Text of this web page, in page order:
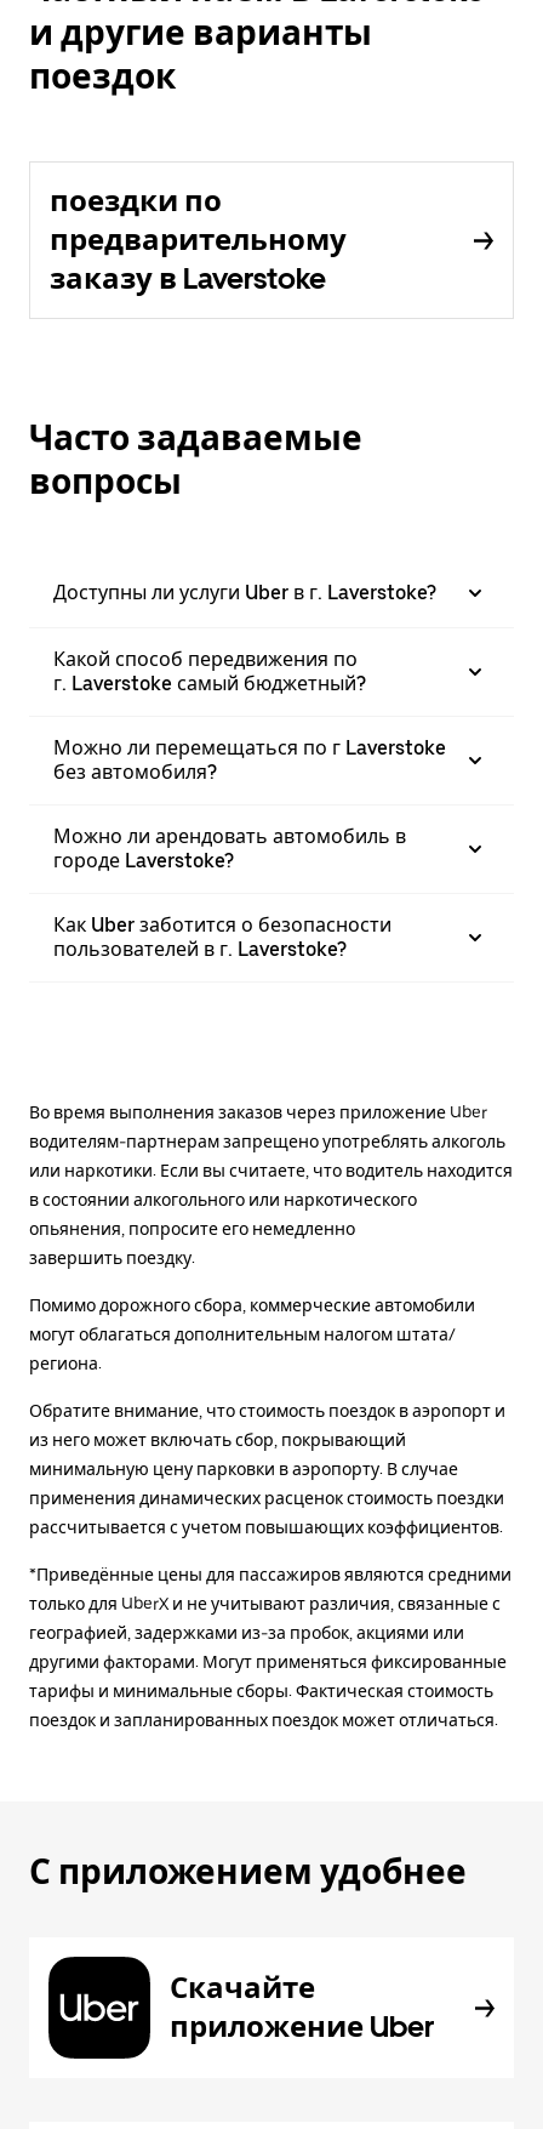
и другие варианты
поездок
поездки по
предварительному
заказу в Laverstoke
Часто задаваемые
вопросы
Доступны ли услуги Uber в г. Laverstoke?
Какой способ передвижения по
г. Laverstoke самый бюджетный?
Можно ли перемещаться по г Laverstoke
без автомобиля?
Можно ли арендовать автомобиль в
городе Laverstoke?
Как Uber заботится о безопасности
пользователей в г. Laverstoke?
Во время выполнения заказов через приложение Uber
водителям-партнерам запрещено употреблять алкоголь
или наркотики. Если вы считаете, что водитель находится
в состоянии алкогольного или наркотического
опьянения, попросите его немедленно
завершить поездку.
Помимо дорожного сбора, коммерческие автомобили
могут облагаться дополнительным налогом штата/
региона.
Обратите внимание, что стоимость поездок в аэропорт и
из него может включать сбор, покрывающий
минимальную цену парковки в аэропорту. В случае
применения динамических расценок стоимость поездки
рассчитывается с учетом повышающих коэффициентов.
*Приведённые цены для пассажиров являются средними
только для UberX и не учитывают различия, связанные с
географией, задержками из-за пробок, акциями или
другими факторами. Могут применяться фиксированные
тарифы и минимальные сборы. Фактическая стоимость
поездок и запланированных поездок может отличаться.
С приложением удобнее
Скачайте
приложение Uber